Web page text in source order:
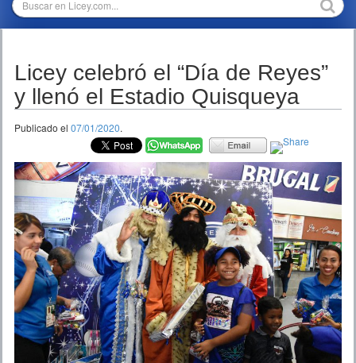
MULTIMEDIA
TEMPORADAS
Licey celebró el “Día de Reyes”
y llenó el Estadio Quisqueya
Publicado el 07/01/2020.